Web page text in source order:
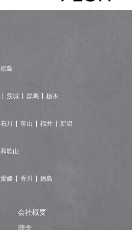
会社概要
理念
福島
茨城 群馬 栃木
石川 富山 福井 新潟
和歌山
愛媛 香川 徳島